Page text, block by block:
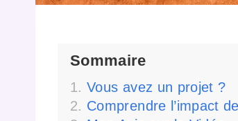
Sommaire
Vous avez un projet ?
Comprendre l’impact